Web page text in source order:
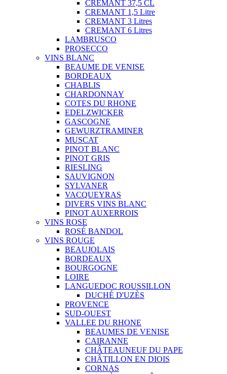
CREMANT 37,5 CL
CREMANT 1,5 Litre
CREMANT 3 Litres
CREMANT 6 Litres
LAMBRUSCO
PROSECCO
VINS BLANC
BEAUME DE VENISE
BORDEAUX
CHABLIS
CHARDONNAY
COTES DU RHONE
EDELZWICKER
GASCOGNE
GEWURZTRAMINER
MUSCAT
PINOT BLANC
PINOT GRIS
RIESLING
SAUVIGNON
SYLVANER
VACQUEYRAS
DIVERS VINS BLANC
PINOT AUXERROIS
VINS ROSE
ROSÉ BANDOL
VINS ROUGE
BEAUJOLAIS
BORDEAUX
BOURGOGNE
LOIRE
LANGUEDOC ROUSSILLON
DUCHÉ D'UZÈS
PROVENCE
SUD-OUEST
VALLEE DU RHONE
BEAUMES DE VENISE
CAIRANNE
CHÂTEAUNEUF DU PAPE
CHÂTILLON EN DIOIS
CORNAS